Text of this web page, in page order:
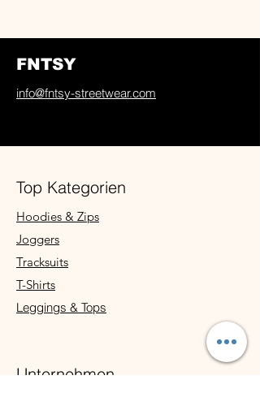
Futter: 100% Polyester
Pflegehinweise: Nicht Trockner
geeignet, Maschinenwäsche bei
30°C
FNTSY
info@fntsy-streetwear.com
Top Kategorien
Hoodies & Zips
Joggers
Tracksuits
T-Shirts
Leggings & Tops
Unternehmen